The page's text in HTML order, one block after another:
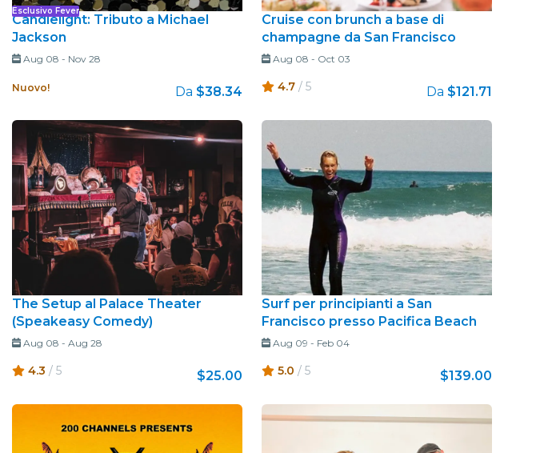
Esclusivo Fever
Candlelight: Tributo a Michael
Jackson
Aug 08 - Nov 28
Nuovo! Da $38.34
Cruise con brunch a base di
champagne da San Francisco
Aug 08 - Oct 03
4.7 / 5 Da $121.71
The Setup al Palace Theater
(Speakeasy Comedy)
Aug 08 - Aug 28
4.3 / 5 $25.00
Surf per principianti a San
Francisco presso Pacifica Beach
Aug 09 - Feb 04
5.0 / 5 $139.00